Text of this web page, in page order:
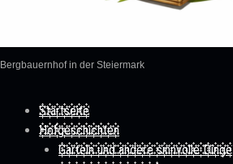
Bergbauernhof in der Steiermark
Skip to content
Startseite
Hofgeschichten
Garteln und andere sinnvolle Dinge